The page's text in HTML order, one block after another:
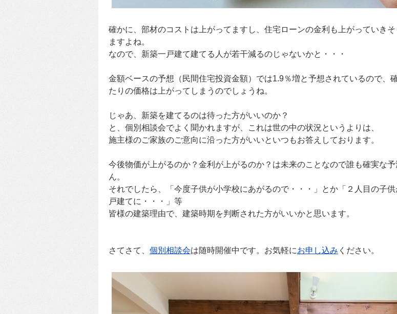
確かに、部材のコストは上がってますし、住宅ローンの金利も上がっていき
ますよね。
なので、新築一戸建て建てる人が若干減るのじゃないかと・・・
金額ベースの予想（民間住宅投資金額）では1.9％増と予想されているので、
たりの価格は上がってしまうのでしょうね。
じゃあ、新築を建てるのは待った方がいいのか？
と、個別相談会でよく聞かれますが、これは世の中の状況というよりは、
施主様のご家族のご意向に沿った方がいいといつもお答えしております。
今後物価が上がるのか？金利が上がるのか？は未来のことなので誰も確実な
ん。
それでしたら、「今度子供が小学校にあがるので・・・」とか「２人目の子
戸建てに・・・」等
皆様の建築理由で、建築時期を判断された方がいいかと思います。
さてさて、 個別相談会は随時開催中です。お気軽にお申し込み ください。